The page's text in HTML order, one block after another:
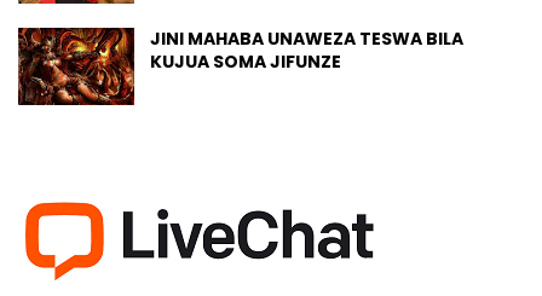
JINI MAHABA UNAWEZA TESWA BILA
KUJUA SOMA JIFUNZE